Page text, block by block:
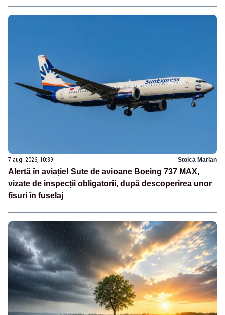
7 aug. 2026, 10:39 Stoica Marian
Alertă în aviație! Sute de avioane Boeing 737 MAX,
vizate de inspecții obligatorii, după descoperirea unor
fisuri în fuselaj